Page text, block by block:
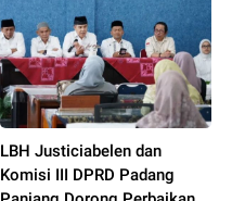
LBH Justiciabelen dan
Komisi III DPRD Padang